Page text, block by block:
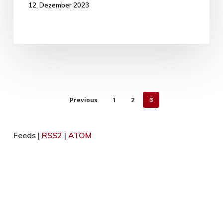
12. Dezember 2023
Previous 1 2 3
Feeds | RSS2 | ATOM